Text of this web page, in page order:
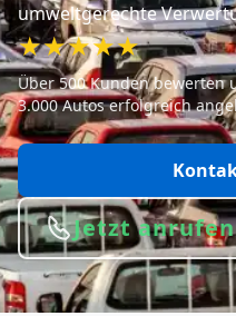
umweltgerechte
★★★★★
Über 500 Kunden bewerten
3.000 Autos erfolgreich
Jetzt